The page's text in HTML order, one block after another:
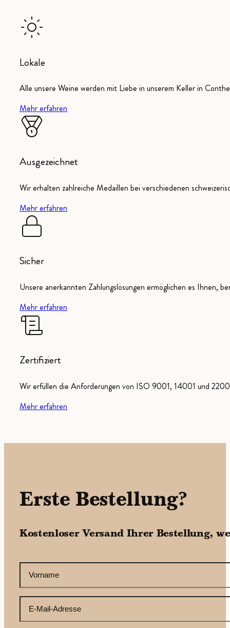
Lokale
Alle unsere Weine werden mit Liebe in unserem Keller in
Mehr erfahren
Ausgezeichnet
Wir erhalten zahlreiche Medaillen bei verschiedenen
Mehr erfahren
Sicher
Unsere anerkannten Zahlungslösungen ermöglichen es Ihnen,
Mehr erfahren
Zertifiziert
Wir erfüllen die Anforderungen von ISO 9001, 14001 und
Mehr erfahren
Erste Bestellung?
Kostenloser Versand Ihrer Bestellung,
Vorname
Mail-